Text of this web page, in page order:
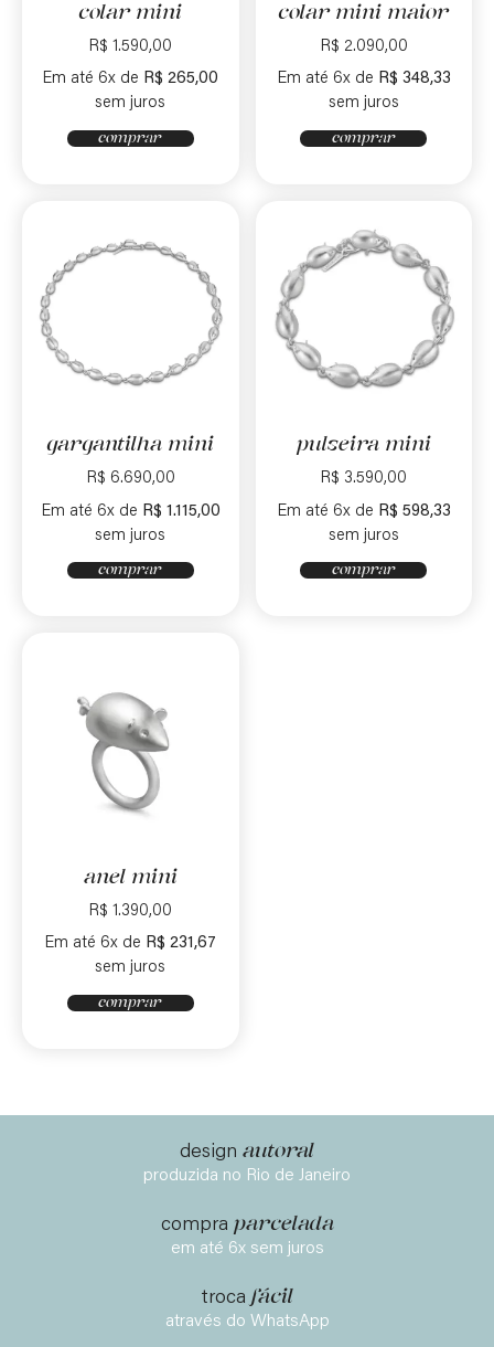
colar mini
R$ 1.590,00
Em até 6x de R$ 265,00
sem juros
comprar
colar mini maior
R$ 2.090,00
Em até 6x de R$ 348,33
sem juros
comprar
gargantilha mini
R$ 6.690,00
Em até 6x de R$ 1.115,00
sem juros
comprar
pulseira mini
R$ 3.590,00
Em até 6x de R$ 598,33
sem juros
comprar
anel mini
R$ 1.390,00
Em até 6x de R$ 231,67
sem juros
comprar
design autoral
produzida no Rio de Janeiro
compra parcelada
em até 6x sem juros
troca fácil
através do WhatsApp